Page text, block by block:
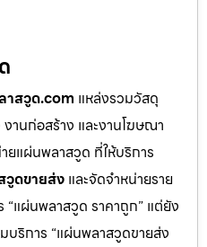
าสวูด.com แหล่งรวมวัสดุ
นก่อสร้าง และงานโฆษณา
ยแผ่นพลาสวูด ที่ให้บริการ
ดขายส่ง และจัดจำหน่ายราย
“แผ่นพลาสวูด ราคาถูก” แต่ยัง
ริการ “แผ่นพลาสวูดขายส่ง